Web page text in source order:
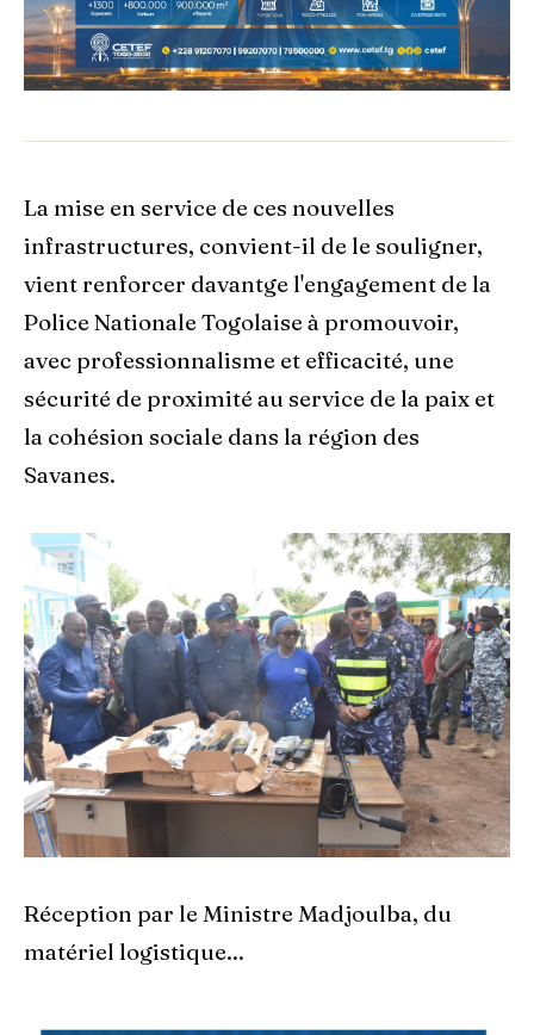
La mise en service de ces nouvelles
infrastructures, convient-il de le souligner,
vient renforcer davantge l'engagement de la
Police Nationale Togolaise à promouvoir,
avec professionnalisme et efficacité, une
sécurité de proximité au service de la paix et
la cohésion sociale dans la région des
Savanes.
Réception par le Ministre Madjoulba, du
matériel logistique...